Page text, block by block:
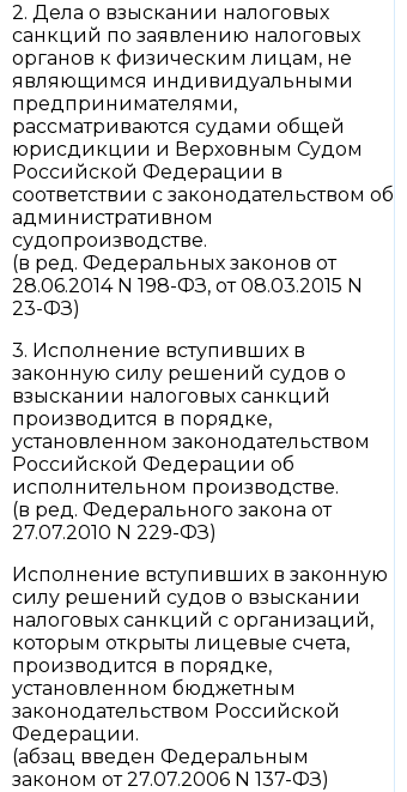
2. Дела о взыскании налоговых
санкций по заявлению налоговых
органов к физическим лицам, не
являющимся индивидуальными
предпринимателями,
рассматриваются судами общей
юрисдикции и Верховным Судом
Российской Федерации в
соответствии с законодательством об
административном
судопроизводстве.
(в ред. Федеральных законов от
28.06.2014 N 198-ФЗ, от 08.03.2015 N
23-ФЗ)
3. Исполнение вступивших в
законную силу решений судов о
взыскании налоговых санкций
производится в порядке,
установленном законодательством
Российской Федерации об
исполнительном производстве.
(в ред. Федерального закона от
27.07.2010 N 229-ФЗ)
Исполнение вступивших в законную
силу решений судов о взыскании
налоговых санкций с организаций,
которым открыты лицевые счета,
производится в порядке,
установленном бюджетным
законодательством Российской
Федерации.
(абзац введен Федеральным
законом от 27.07.2006 N 137-ФЗ)